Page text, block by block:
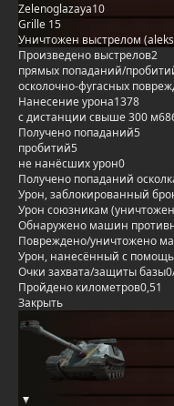
Zelenoglazaya10
Grille 15
Уничтожен выстрелом
Произведено выстрелов2
прямых попаданий/
осколочно-фугасных
Нанесение урона1378
с дистанции свыше 300 м
Получено попаданий5
пробитий5
не нанёсших урон0
Получено попаданий
Урон, заблокированный
Урон союзникам
Обнаружено машин
Повреждено/уничтожено
Урон, нанесённый с
Очки захвата/защиты базы
Пройдено километров0,51
Закрыть